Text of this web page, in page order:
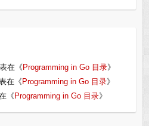
在《 Programming in Go 目录》
在《 Programming in Go 目录》
《 Programming in Go 目录》